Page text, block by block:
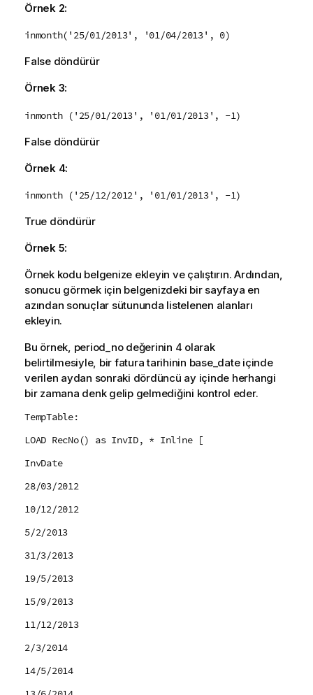
Örnek 2:
inmonth('25/01/2013', '01/04/2013', 0)
Falsedöndürür
Örnek 3:
inmonth ('25/01/2013', '01/01/2013', -1)
Falsedöndürür
Örnek 4:
inmonth ('25/12/2012', '01/01/2013', -1)
True döndürür
Örnek 5:
Örnek kodu belgenize ekleyin ve çalıştırın. Ardından,
sonucu görmek için belgenizdeki bir sayfaya en
azından sonuçlar sütununda listelenen alanları
ekleyin.
Bu örnek, period_nodeğerinin 4 olarak
belirtilmesiyle, bir fatura tarihinin base_dateiçinde
verilen aydan sonraki dördüncü ay içinde herhangi
bir zamana denk gelip gelmediğini kontrol eder.
TempTable:
LOAD RecNo() as InvID, * Inline [
InvDate
28/03/2012
10/12/2012
5/2/2013
31/3/2013
19/5/2013
15/9/2013
11/12/2013
2/3/2014
14/5/2014